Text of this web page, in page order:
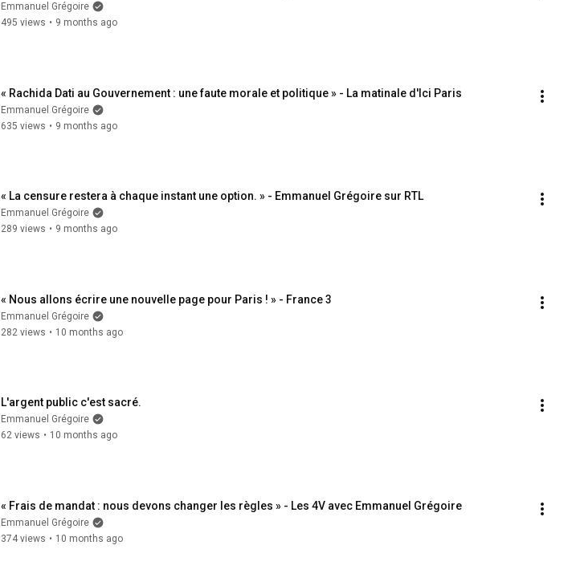
Emmanuel Grégoire
495 views • 9 months ago
« Rachida Dati au Gouvernement : une faute morale et politique » - La matinale d'Ici Paris
Emmanuel Grégoire
635 views • 9 months ago
« La censure restera à chaque instant une option. » - Emmanuel Grégoire sur RTL
Emmanuel Grégoire
289 views • 9 months ago
« Nous allons écrire une nouvelle page pour Paris ! » - France 3
Emmanuel Grégoire
282 views • 10 months ago
L'argent public c'est sacré.
Emmanuel Grégoire
62 views • 10 months ago
« Frais de mandat : nous devons changer les règles » - Les 4V avec Emmanuel Grégoire
Emmanuel Grégoire
374 views • 10 months ago